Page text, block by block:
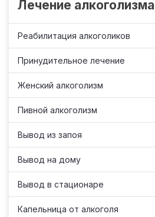
Лечение алкоголизма
Реабилитация алкоголиков
Принудительное лечение
Женский алкоголизм
Пивной алкоголизм
Вывод из запоя
Вывод на дому
Вывод в стационаре
Капельница от алкоголя